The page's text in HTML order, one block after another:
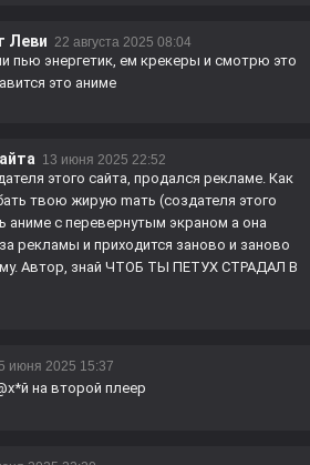
Леви 22 августа 2025 08:04
пью энергетик, ем крекеры и смотрю это
это аниме
13 июня 2025 22:52
этого сайта, продался рекламе. Как
твою жирую mать (создателя этого
аниме с перевернутым экраном а она
рекламы и приходится заново и заново
Автор, знай ЧТОБ ТЫ ПЕТУХ СТРАДАЛ В
июня 2025 15:37
х*й на второй плеер